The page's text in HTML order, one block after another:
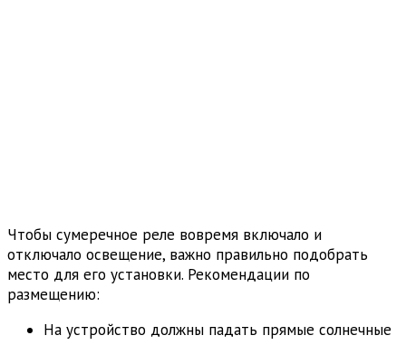
Чтобы сумеречное реле вовремя включало и
отключало освещение, важно правильно подобрать
место для его установки. Рекомендации по
размещению:
На устройство должны падать прямые солнечные